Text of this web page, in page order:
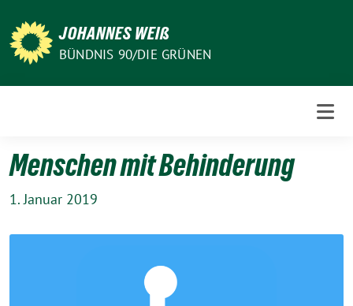
zum
Inhalt
JOHANNES WEIß
BÜNDNIS 90/DIE GRÜNEN
Menschen mit Behinderung
1. Januar 2019